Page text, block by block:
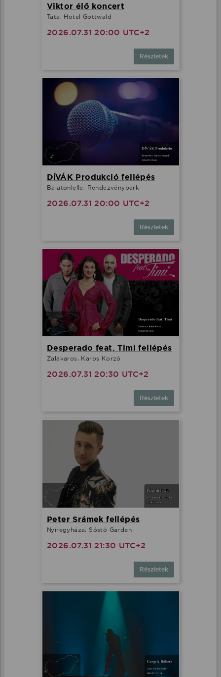
Viktor élő koncert
Tata, Hotel Gottwald
2026.07.31 20:00 UTC+2
Részletek
DÍVÁK Produkció fellépés
Balatonlelle, Rendezvénypark
2026.07.31 20:00 UTC+2
Részletek
Desperado feat. Timi fellépés
Zalakaros, Karos Korzó
2026.07.31 20:30 UTC+2
Részletek
Peter Srámek fellépés
Nyíregyháza, Sóstó Garden
2026.07.31 21:30 UTC+2
Részletek